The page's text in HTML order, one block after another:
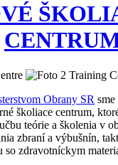
Obrany SR
školiace centrum,
teórie a školenia v
zbraní a výbušnín,
so zdravotníckym